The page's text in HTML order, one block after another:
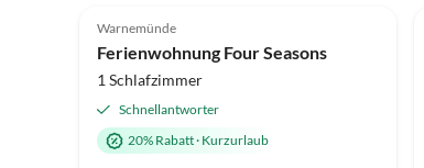
Warnemünde
Ferienwohnung Four Seasons
1 Schlafzimmer
Schnellantworter
20% Rabatt· Kurzurlaub